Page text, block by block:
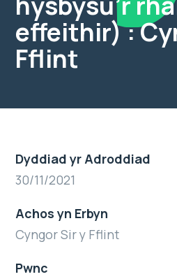
effeithir) :
Fflint
Dyddiad yr Adroddiad
30/11/2021
Achos yn Erbyn
Cyngor Sir y Fflint
Pwnc